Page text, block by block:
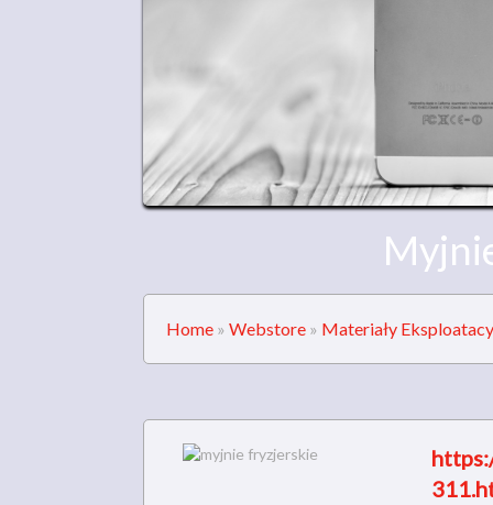
Home » Webstore » Materiały